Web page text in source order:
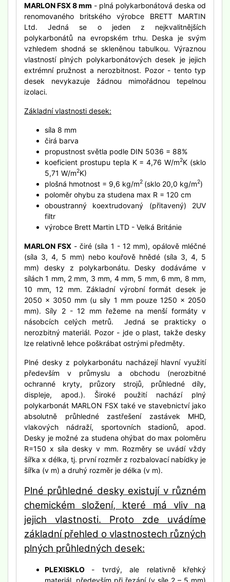
MARLON FSX 8 mm - plná polykarbonátová deska od
renomovaného britského výrobce BRETT MARTIN
Ltd. Jedná se o jeden z nejkvalitnějších
polykarbonátů na evropském trhu. Deska je svým
vzhledem shodná se skleněnou tabulkou. Výraznou
vlastností plných polykarbonátových desek je jejich
extrémní pružnost a nerozbitnost. Pozor - tento typ
desek nevykazuje žádnou mimořádnou tepelnou
izolaci.
Základní vlastnosti desek:
síla 8 mm
čirá barva
propustnost světla podle DIN 5036 = 88%
koeficient prostupu tepla K = 4,76 W/m2K (sklo
5,71 W/m2K)
plošná hmotnost = 9,6 kg/m2 (sklo 20,0 kg/m2)
poloměr ohybu za studena max R = 120 cm
oboustranný koextrudovaný (přitavený) 2UV
filtr
výrobce Brett Martin LTD - Velká Británie
MARLON FSX - čiré (síla 1 - 12 mm), opálově mléčné
(síla 3, 4, 5 mm) nebo kouřově hnědé (síla 3, 4, 5
mm) desky z polykarbonátu. Desky dodáváme v
sílách 1 mm, 2 mm, 3 mm, 4 mm, 5 mm, 6 mm, 8 mm,
10 mm, 12 mm. Základní výrobní formát desek je
2050 x 3050 mm (u síly 1 mm pouze 1250 x 2050
mm). Síly 2 - 12 mm řežeme na menší formáty v
násobcích celých metrů. Jedná se prakticky o
nerozbitný materiál. Pozor - jde o plast, takže desky
lze relativně lehce poškrábat ostrými předměty.
Plné desky z polykarbonátu nacházejí hlavní využití
především v průmyslu a obchodu (nerozbitné
ochranné kryty, průzory strojů, průhledné díly,
displeje, apod.). Široké použití nachází plný
polykarbonát MARLON FSX také ve stavebnictví jako
absolutně průhledné zastřešení zastávek MHD,
vlakových nádraží, sportovních stadionů, apod.
Desky je možné za studena ohýbat do max poloměru
R=150 x síla desky v mm. Rozměry se uvádí vždy
šířka x délka, tj. první rozměr z rozbalovací nabídky je
šířka (v m) a druhý rozměr je délka (v m).
Plné průhledné desky existují v různém
chemickém složení, které má vliv na
jejich vlastnosti. Proto zde uvádíme
základní přehled o vlastnostech různých
plných průhledných desek:
PLEXISKLO - tvrdý, ale relativně křehký
materiál, především při řezání (v síle 2 – 5 mm)